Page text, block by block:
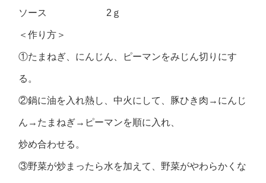
ソース 2ｇ
＜作り方＞
①たまねぎ、にんじん、ピーマンをみじん切りにす
る。
②鍋に油を入れ熱し、中火にして、豚ひき肉→にんじ
ん→たまねぎ→ピーマンを順に入れ、
炒め合わせる。
③野菜が炒まったら水を加えて、野菜がやわらかくな